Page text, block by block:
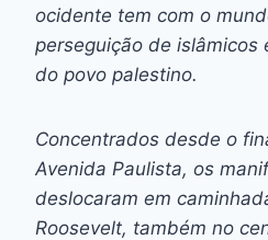
ocidente tem com o
perseguição de islâmicos
do povo palestino.
Concentrados desde o
Avenida Paulista, os
deslocaram em
Roosevelt, também no